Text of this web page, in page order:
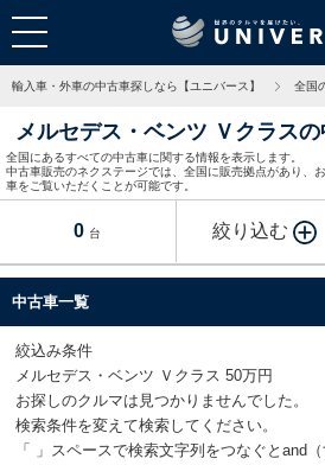
輸入車・外車の中古車探しなら【ユニバース】 全国
メルセデス・ベンツ Ｖクラス
全国にあるすべての中古車に関する情報を表示します。
中古車販売のネクステージでは、全国に販売拠点があり、
車をご覧いただくことが可能です。
0 台 絞り込む
中古車一覧
絞込み条件
メルセデス・ベンツ Ｖクラス 50万円
お探しのクルマは見つかりませんでした。
検索条件を変えて検索してください。
「 」スペースで検索文字列をつなぐとand